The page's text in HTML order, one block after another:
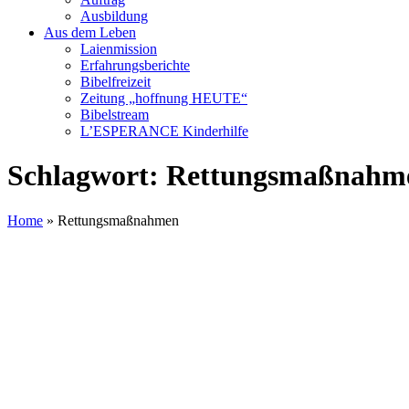
Ausbildung
Aus dem Leben
Laienmission
Erfahrungsberichte
Bibelfreizeit
Zeitung „hoffnung HEUTE“
Bibelstream
L’ESPERANCE Kinderhilfe
Schlagwort:
Home » Rettungsmaßnahmen